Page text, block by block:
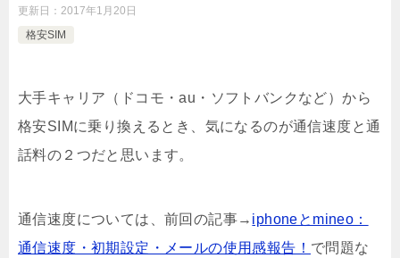
更新日： 2017年1月20日
格安SIM
大手キャリア（ドコモ・au・ソフトバンクなど）から
格安SIMに乗り換えるとき、気になるのが通信速度と通
話料の２つだと思います。
通信速度については、前回の記事→ iphoneとmineo：
通信速度・初期設定・メールの使用感報告！ で問題な